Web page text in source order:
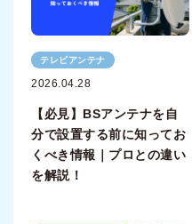
テレビアンテナ
2026.04.28
【必見】BSアンテナを自
分で設置する前に知ってお
くべき情報｜プロとの違い
を解説！